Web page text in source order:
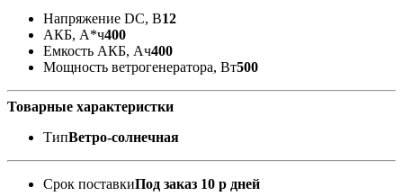
Напряжение DC, В12
АКБ, А*ч400
Емкость АКБ, Ач400
Мощность ветрогенератора, Вт500
Товарные характеристки
ТипВетро-солнечная
Срок поставкиПод заказ 10 р дней